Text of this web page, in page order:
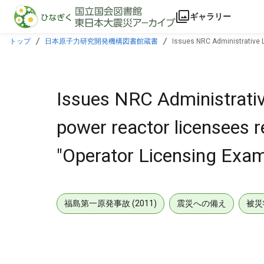
本文に飛ぶ
ギャラリー
トップ 日本原子力研究開発機構図書館蔵書 Issues NRC Administrative
Issues NRC
power reactor licensees
"Operator Licensing
福島第一原発事故 (2011) 震災への備え 被災